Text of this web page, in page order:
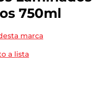
750ml
marca
a lista